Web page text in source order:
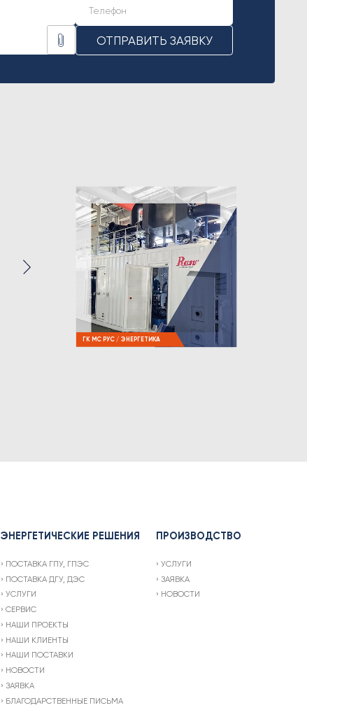
ОТПРАВИТЬ ЗАЯВКУ
ГК МС РУС / ЭНЕРГЕТИКА
ЭНЕРГЕТИЧЕСКИЕ РЕШЕНИЯ
ПОСТАВКА ГПУ, ГПЭС
ПОСТАВКА ДГУ, ДЭС
УСЛУГИ
СЕРВИС
НАШИ ПРОЕКТЫ
НАШИ КЛИЕНТЫ
НАШИ ПОСТАВКИ
НОВОСТИ
ЗАЯВКА
БЛАГОДАРСТВЕННЫЕ ПИСЬМА
ПРОИЗВОДСТВО
УСЛУГИ
ЗАЯВКА
НОВОСТИ